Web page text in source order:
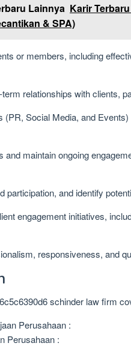
Lainnya Karir
& SPA)
or members, including
relationships with clients,
(PR, Social Media, and
and maintain ongoing
participation, and identify
engagement initiatives,
responsiveness, and
Perusahaan :
Perusahaan :